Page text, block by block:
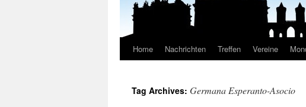
Skip
content
Home Nachrichten Treffen Vereine
Tag Archives: Germana Esperanto-Asocio